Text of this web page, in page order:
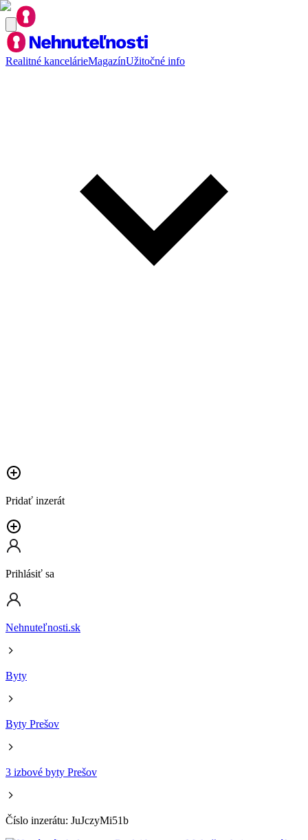
Realitné kancelárieMagazínUžitočné info
Pridať inzerát
Prihlásiť sa
Nehnuteľnosti.sk
Byty
Byty Prešov
3 izbové byty Prešov
Číslo inzerátu: JuJczyMi51b